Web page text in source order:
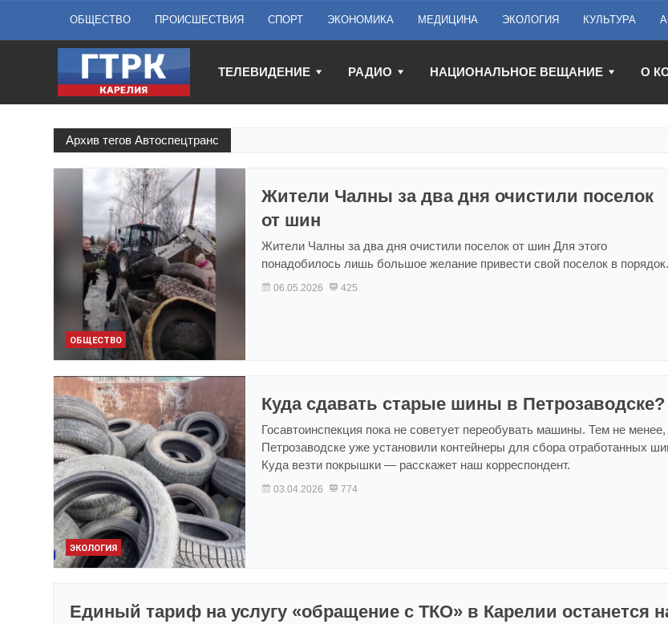
ОБЩЕСТВО ПРОИСШЕСТВИЯ СПОРТ ЭКОНОМИКА МЕДИЦИНА ЭКОЛОГИЯ КУЛЬТУРА
ТЕЛЕВИДЕНИЕ РАДИО НАЦИОНАЛЬНОЕ ВЕЩАНИЕ О
Архив тегов Автоспецтранс
ОБЩЕСТВО
Жители Чалны за два дня очистили поселок
от шин
Жители Чалны за два дня очистили поселок от шин Для этого
понадобилось лишь большое желание привести свой поселок в порядок.
06.05.2026 425
ЭКОЛОГИЯ
Куда сдавать старые шины в Петрозаводске?
Госавтоинспекция пока не советует переобувать машины. Тем не менее,
Петрозаводске уже установили контейнеры для сбора отработанных
Куда везти покрышки — расскажет наш корреспондент.
03.04.2026 774
Единый тариф на услугу «обращение с ТКО» в Карелии останется